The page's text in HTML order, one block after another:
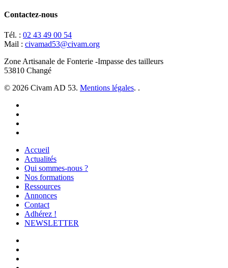
Contactez-nous
Tél. : 02 43 49 00 54
Mail : civamad53@civam.org
Zone Artisanale de Fonterie -Impasse des tailleurs
53810 Changé
© 2026 Civam AD 53. Mentions légales. .
Close
Menu
Accueil
Actualités
Qui sommes-nous ?
Nos formations
Ressources
Annonces
Contact
Adhérez !
NEWSLETTER